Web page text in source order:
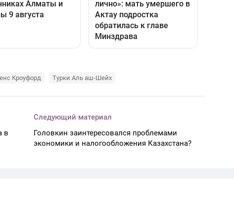
Кроуфорд Турки Аль аш-Шейх
в
Следующий материал
Головкин заинтересовался проблемами
экономики и налогообложения Казахстана?